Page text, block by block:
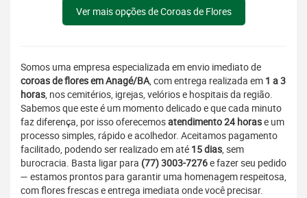
Ver mais opções de Coroas de Flores
Somos uma empresa especializada em envio imediato de
coroas de flores em Anagé/BA, com entrega realizada em 1 a 3
horas, nos cemitérios, igrejas, velórios e hospitais da região.
Sabemos que este é um momento delicado e que cada minuto
faz diferença, por isso oferecemosatendimento 24 horase um
processo simples, rápido e acolhedor. Aceitamos pagamento
facilitado, podendo ser realizado em até 15 dias, sem
burocracia. Basta ligar para (77) 3003-7276e fazer seu pedido
— estamos prontos para garantir uma homenagem respeitosa,
com flores frescas e entrega imediata onde você precisar.